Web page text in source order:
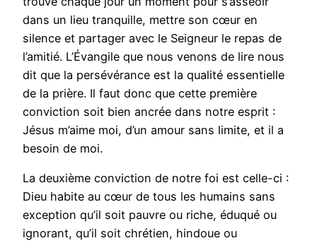
dans un lieu tranquille, mettre son cœur en
silence et partager avec le Seigneur le repas de
l’amitié. L’Évangile que nous venons de lire nous
dit que la persévérance est la qualité essentielle
de la prière. Il faut donc que cette première
conviction soit bien ancrée dans notre esprit :
Jésus m’aime moi, d’un amour sans limite, et il a
besoin de moi.
La deuxième conviction de notre foi est celle-ci :
Dieu habite au cœur de tous les humains sans
exception qu’il soit pauvre ou riche, éduqué ou
ignorant, qu’il soit chrétien, hindoue ou